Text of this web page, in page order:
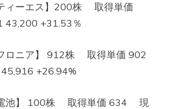
ィーエス】200株 取得単価
+31.53％
ロニア】 912株 取得単価 902
+26.94%
電池】 100株 取得単価 634 現